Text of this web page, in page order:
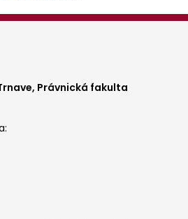
Právnická fakulta